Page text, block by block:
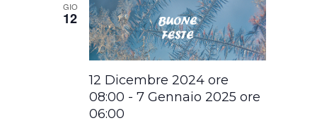
GIO
12
12 Dicembre 2024 ore
08:00 -7 Gennaio 2025 ore
06:00